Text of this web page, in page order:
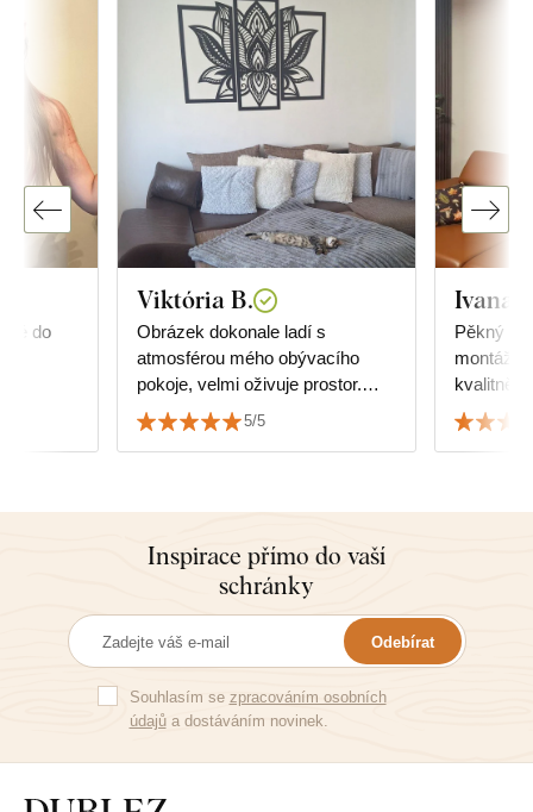
do
Viktória B.
Obrázek dokonale ladí s
atmosférou mého obývacího
pokoje, velmi oživuje prostor.
Jsem velmi spokojený s kvalitou
i službami.
5/5
Ivana
Pěkný
montáž,
kvalitně
Inspirace přímo do vaší
schránky
Odebírat
Souhlasím se zpracováním osobních
údajůa dostáváním novinek.